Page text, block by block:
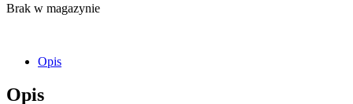
Brak w magazynie
Opis
Opis